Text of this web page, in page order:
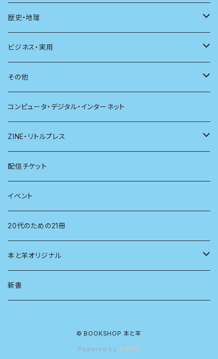
現代思想
新潮
別冊太陽
自然
科学
社会
哲学
医学
看護学
心理学
経営学
言語学
法律
人類学
電子版（EPub）
電子版（PDF）
歴史・地理
歴史
地理
ビジネス・実用
雷鳥社辞典シリーズ
その他
珈琲
雑貨
コンピュータ・デジタル・インターネット
ZINE・リトルプレス
電子版（EPub）
電子版（PDF）
配信チケット
イベント
20代のための21冊
本と羊オリジナル
アロマスプレー
新書
© BOOKSHOP 本と羊
Powered by